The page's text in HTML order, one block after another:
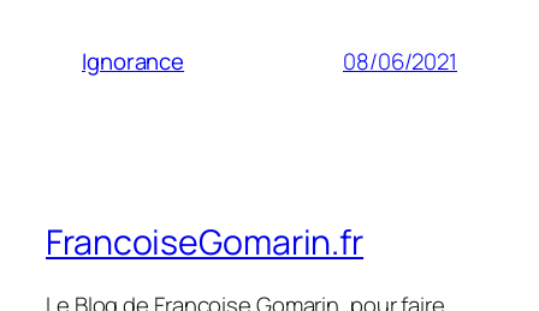
Ignorance 08/06/2021
FrancoiseGomarin.fr
Le Blog de Françoise Gomarin, pour faire